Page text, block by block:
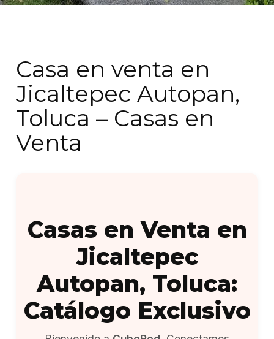
Casa en venta en
Jicaltepec Autopan,
Toluca – Casas en
Venta
Casas en Venta en
Jicaltepec
Autopan, Toluca:
Catálogo Exclusivo